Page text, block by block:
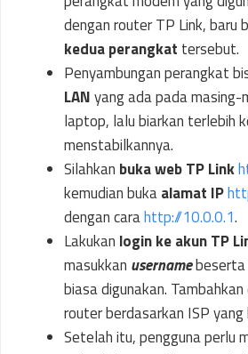
dengan router TP Link, baru
kedua perangkat tersebut.
Penyambungan perangkat
LANyang ada pada
laptop, lalu biarkan terlebih
menstabilkannya.
Silahkan buka web TP Link
kemudian bukaalamat IP
dengan carahttp://10.0.0.1.
Lakukan login ke akun TP
masukkan usernamebeserta
biasa digunakan.
router berdasarkan ISP yang
Setelah itu, pengguna perlu